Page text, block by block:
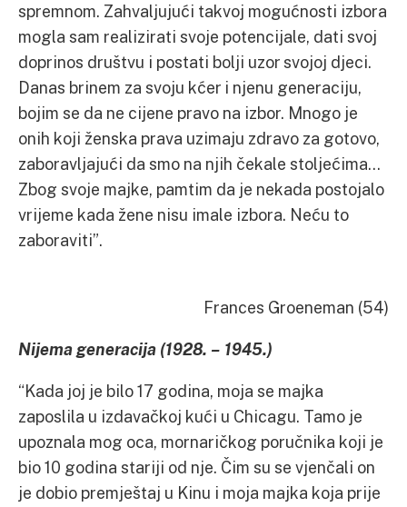
spremnom. Zahvaljujući takvoj mogućnosti izbora
mogla sam realizirati svoje potencijale, dati svoj
doprinos društvu i postati bolji uzor svojoj djeci.
Danas brinem za svoju kćer i njenu generaciju,
bojim se da ne cijene pravo na izbor. Mnogo je
onih koji ženska prava uzimaju zdravo za gotovo,
zaboravljajući da smo na njih čekale stoljećima…
Zbog svoje majke, pamtim da je nekada postojalo
vrijeme kada žene nisu imale izbora. Neću to
zaboraviti”.
Frances Groeneman (54)
Nijema generacija (1928. – 1945.)
“Kada joj je bilo 17 godina, moja se majka
zaposlila u izdavačkoj kući u Chicagu. Tamo je
upoznala mog oca, mornaričkog poručnika koji je
bio 10 godina stariji od nje. Čim su se vjenčali on
je dobio premještaj u Kinu i moja majka koja prije